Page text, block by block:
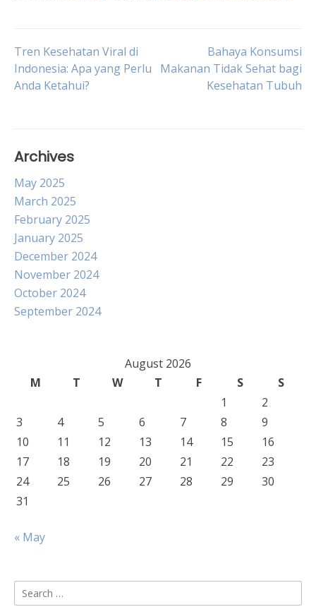
Post
navigation
Tren Kesehatan Viral di
Indonesia: Apa yang Perlu
Anda Ketahui?
Bahaya Konsumsi
Makanan Tidak Sehat bagi
Kesehatan Tubuh
Archives
May 2025
March 2025
February 2025
January 2025
December 2024
November 2024
October 2024
September 2024
August 2026
M
T W T F S
S
1
2
3
4 5 6 7 8
9
10
11 12 13 14 15
16
17
18 19 20 21 22
23
24
25 26 27 28 29
30
31
« May
Search
for: